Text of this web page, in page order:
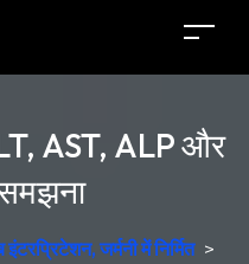
AST, ALP और
जर्मनी में निर्मित >